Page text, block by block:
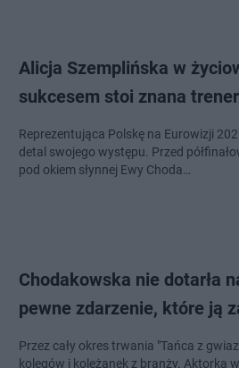
Alicja Szemplińska w
sukcesem stoi znana
Reprezentująca Polskę na Eurowizji
detal swojego występu. Przed
pod okiem słynnej Ewy Choda…
Chodakowska nie dotarła
pewne zdarzenie, które ją
Przez cały okres trwania "Tańca z
kolegów i koleżanek z branży. Aktorka